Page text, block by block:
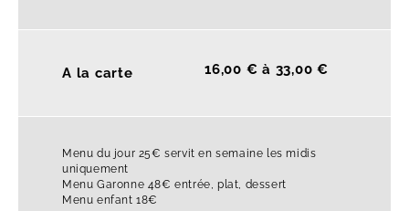
A la carte 16,00 € à 33,00 €
Menu du jour 25€ servit en semaine les midis
uniquement
Menu Garonne 48€ entrée, plat, dessert
Menu enfant 18€